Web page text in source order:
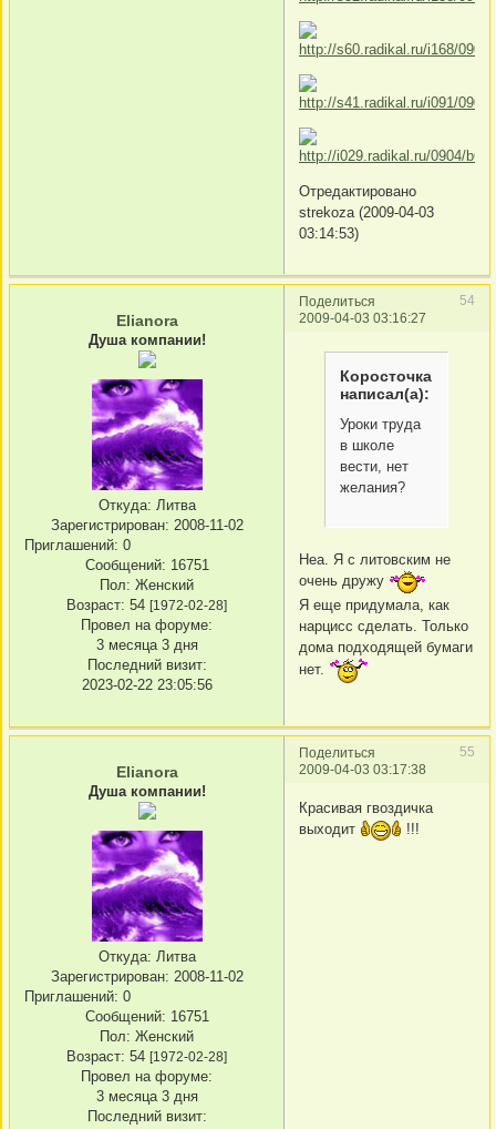
Отредактировано
strekoza (2009-04-03
03:14:53)
Поделиться
54
2009-04-03 03:16:27
Elianora
Душа компании!
Откуда: Литва
Зарегистрирован: 2008-11-02
Приглашений: 0
Сообщений: 16751
Пол: Женский
Возраст: 54 [1972-02-28]
Провел на форуме:
3 месяца 3 дня
Последний визит:
2023-02-22 23:05:56
Коросточка
написал(а):
Уроки труда
в школе
вести, нет
желания?
Неа. Я с литовским не
очень дружу
Я еще придумала, как
нарцисс сделать. Только
дома подходящей бумаги
нет.
Поделиться
55
2009-04-03 03:17:38
Elianora
Душа компании!
Откуда: Литва
Зарегистрирован: 2008-11-02
Приглашений: 0
Сообщений: 16751
Пол: Женский
Возраст: 54 [1972-02-28]
Провел на форуме:
3 месяца 3 дня
Последний визит:
Красивая гвоздичка
выходит
!!!